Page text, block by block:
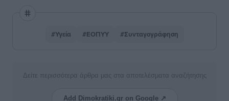
#Υγεία #ΕΟΠΥΥ #Συνταγογράφηση
Δείτε περισσότερα άρθρα μας στα αποτελέσματα αναζήτησης
Add Dimokratiki.gr on Google ↗